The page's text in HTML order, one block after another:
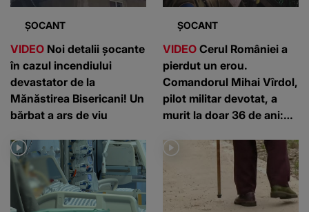
ȘOCANT
VIDEO Noi detalii șocante
în cazul incendiului
devastator de la
Mănăstirea Bisericani! Un
bărbat a ars de viu
ȘOCANT
VIDEO Cerul României a
pierdut un erou.
Comandorul Mihai Vîrdol,
pilot militar devotat, a
murit la doar 36 de ani: